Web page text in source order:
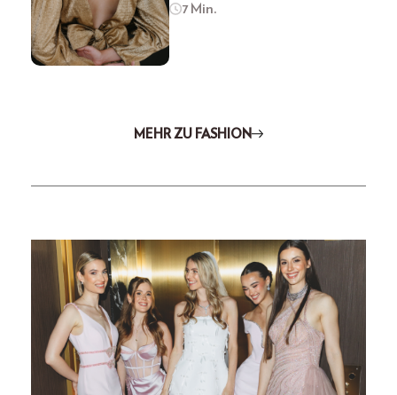
7 Min.
MEHR ZU FASHION